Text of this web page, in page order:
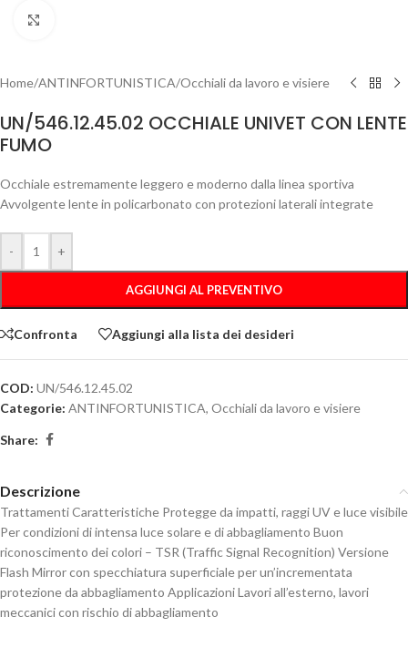
Home/ANTINFORTUNISTICA/Occhiali da lavoro e visiere
UN/546.12.45.02 OCCHIALE UNIVET CON LENTE
FUMO
Occhiale estremamente leggero e moderno dalla linea sportiva
Avvolgente lente in policarbonato con protezioni laterali integrate
- +
AGGIUNGI AL PREVENTIVO
Confronta Aggiungi alla lista dei desideri
COD: UN/546.12.45.02
Categorie: ANTINFORTUNISTICA, Occhiali da lavoro e visiere
Share:
Descrizione
Trattamenti Caratteristiche Protegge da impatti, raggi UV e luce visibile
Per condizioni di intensa luce solare e di abbagliamento Buon
riconoscimento dei colori – TSR (Traffic Signal Recognition) Versione
Flash Mirror con specchiatura superficiale per un’incrementata
protezione da abbagliamento Applicazioni Lavori all’esterno, lavori
meccanici con rischio di abbagliamento